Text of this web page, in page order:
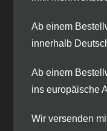
Ab einem
innerhalb
Ab einem
ins europäische
Wir versenden